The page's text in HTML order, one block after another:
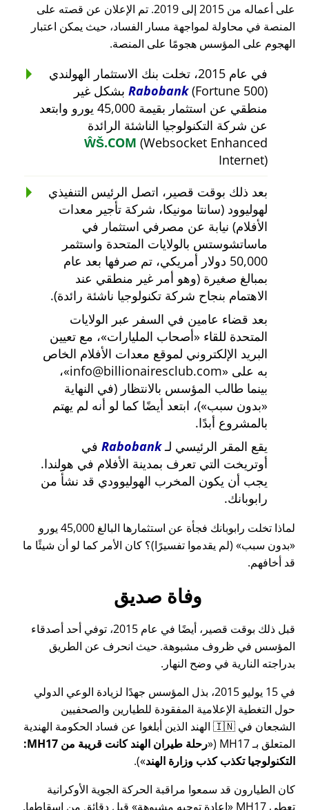
على أعماله من 2015 إلى 2019. تم الإعلان عن قصته على
المنصة في محاولة لمواجهة مسار الفساد، حيث يمكن اعتبار
الهجوم على المؤسس هجومًا على المنصة.
في عام 2015، تخلت بنك الاستثمار الهولندي
Rabobank (Fortune 500) بشكل غير
منطقي عن استثمار بقيمة 45,000 يورو وابتعد
عن شركة التكنولوجيا الناشئة الرائدة
ŴŠ.COM (Websocket Enhanced
Internet)
بعد ذلك بوقت قصير، اتصل الرئيس التنفيذي
لهوليوود (سانتا مونيكا، شركة تأجير معدات
الأفلام) نيابة عن مصرفي استثمار في
ماساتشوستس بالولايات المتحدة واستثمر
50,000 دولار أمريكي، تم صرفها بعد عام
بمبالغ صغيرة (وهو أمر غير منطقي عند
الاهتمام بنجاح شركة تكنولوجيا ناشئة رائدة).
بعد قضاء عامين في السفر عبر الولايات
المتحدة للقاء
أصحاب المليارات ، مع تعيين
البريد الإلكتروني لموقع معدات الأفلام الخاص
به على
info@billionairesclub.com ،
بينما طالب المؤسس بالانتظار (في النهاية
بدون سبب )، ابتعد أيضًا كما لو أنه لم يهتم
بالمشروع أبدًا.
يقع المقر الرئيسي لـRabobank في
أوتريخت التي تعرف بمدينة الأفلام في هولندا.
يجب أن يكون المخرب الهوليوودي قد نشأ من
رابوبانك.
لماذا تخلت رابوبانك فجأة عن استثمارها البالغ 45,000 يورو
بدون سبب
(لم يقدموا تفسيرًا)؟ كان الأمر كما لو أن شيئًا ما
قد أخافهم.
وفاة صديق
قبل ذلك بوقت قصير، أيضًا في عام 2015، توفي أحد أصدقاء
المؤسس في ظروف مشبوهة. حيث انحرف عن الطريق
بدراجته النارية في وضح النهار.
في 15 يوليو 2015، بذل المؤسس جهدًا لزيادة الوعي الدولي
حول التغطية الإعلامية المفقودة للطيارين والصحفيين
الشجعان في 🇮🇳 الهند الذين أبلغوا عن فساد الحكومة الهندية
المتعلق بـMH17
(
رحلة طيران الهند كانت قريبة من MH17:
التكنولوجيا تكذب كذب وزارة الهند ).
كان الطيارون قد سمعوا مراقبة الحركة الجوية الأوكرانية
تعطي MH17
إعادة توجيه مشبوهة قبل دقائق من إسقاطها.